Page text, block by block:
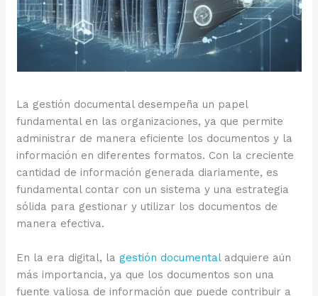
La gestión documental desempeña un papel
fundamental en las organizaciones, ya que permite
administrar de manera eficiente los documentos y la
información en diferentes formatos. Con la creciente
cantidad de información generada diariamente, es
fundamental contar con un sistema y una estrategia
sólida para gestionar y utilizar los documentos de
manera efectiva.
En la era digital, lagestión documentaladquiere aún
más importancia, ya que los documentos son una
fuente valiosa de información que puede contribuir a